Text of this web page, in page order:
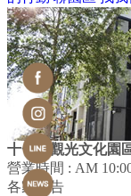
十一份觀光文化園
營業時間 : AM
各家公告